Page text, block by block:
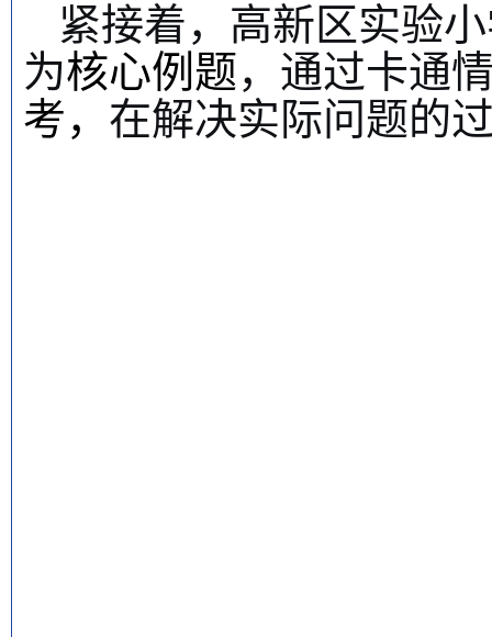
紧接着，高新区实验
为核心例题，通过卡通
考， 在解决实际问题的